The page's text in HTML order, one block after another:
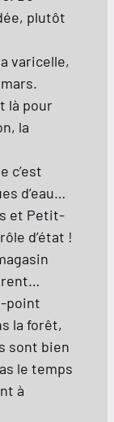
plutôt
varicelle,
là pour
la
c’est
d’eau…
et Petit-
d’état !
point
la forêt,
sont bien
le temps
à